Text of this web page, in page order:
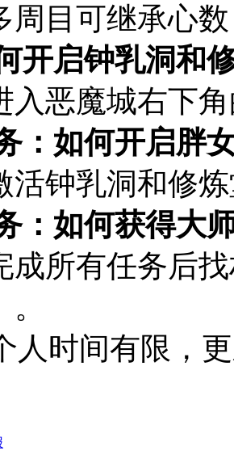
周目可继承心
开启钟乳洞和
入恶魔城右下
：如何开启胖
活钟乳洞和修
：如何获得大
成所有任务后
人时间有限，